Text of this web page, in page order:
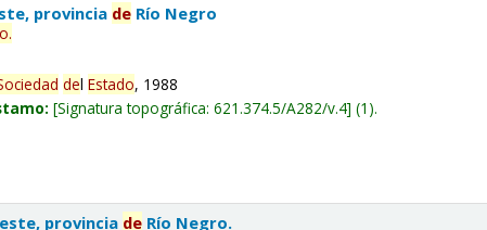
provincia de Río Negro
.
delEstado, 1988
Signatura topográfica:621.374.5/A282/v.4 (1).
provincia de Río Negro.